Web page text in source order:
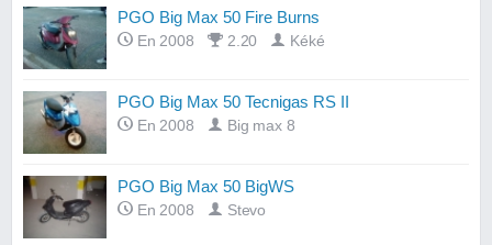
PGO Big Max 50 Fire Burns
En 2008 2.20 Kéké
PGO Big Max 50 Tecnigas RS II
En 2008 Big max 8
PGO Big Max 50 BigWS
En 2008 Stevo